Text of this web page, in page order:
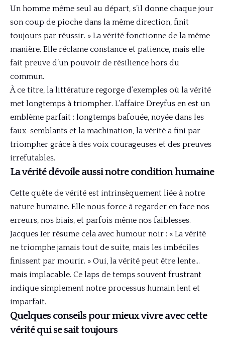
Un homme même seul au départ, s’il donne chaque jour
son coup de pioche dans la même direction, finit
toujours par réussir. » La vérité fonctionne de la même
manière. Elle réclame constance et patience, mais elle
fait preuve d’un pouvoir de résilience hors du
commun.
À ce titre, la littérature regorge d’exemples où la vérité
met longtemps à triompher. L’affaire Dreyfus en est un
emblème parfait : longtemps bafouée, noyée dans les
faux-semblants et la machination, la vérité a fini par
triompher grâce à des voix courageuses et des preuves
irrefutables.
La vérité dévoile aussi notre condition humaine
Cette quête de vérité est intrinsèquement liée à notre
nature humaine. Elle nous force à regarder en face nos
erreurs, nos biais, et parfois même nos faiblesses.
Jacques Ier résume cela avec humour noir : « La vérité
ne triomphe jamais tout de suite, mais les imbéciles
finissent par mourir. » Oui, la vérité peut être lente…
mais implacable. Ce laps de temps souvent frustrant
indique simplement notre processus humain lent et
imparfait.
Quelques conseils pour mieux vivre avec cette
vérité qui se sait toujours